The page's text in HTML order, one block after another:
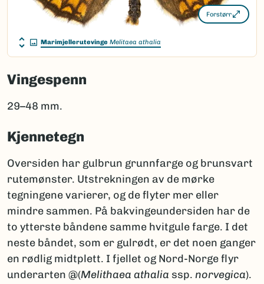
Forstørr
Marimjellerutevinge Melitaea athalia
Vingespenn
29–48 mm.
Kjennetegn
Oversiden har gulbrun grunnfarge og brunsvart
rutemønster. Utstrekningen av de mørke
tegningene varierer, og de flyter mer eller
mindre sammen. På bakvingeundersiden har de
to ytterste båndene samme hvitgule farge. I det
neste båndet, som er gulrødt, er det noen ganger
en rødlig midtplett. I fjellet og Nord-Norge flyr
underarten @(Melithaea athalia ssp. norvegica).